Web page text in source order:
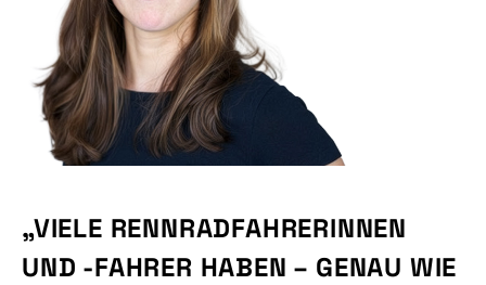
„VIELE RENNRADFAHRERINNEN
UND -FAHRER HABEN – GENAU WIE